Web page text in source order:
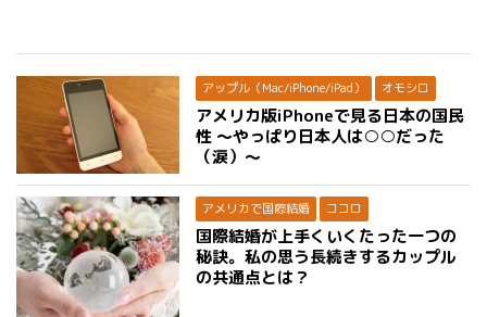
アップル（Mac/iPhone/iPad） オモシロ
アメリカ版iPhoneで見る日本の国民
性 〜やっぱり日本人は○○だった
（涙）〜
アメリカで国際結婚 ココロ
国際結婚が上手くいくたった一つの
秘訣。私の思う長続きするカップル
の共通点とは？